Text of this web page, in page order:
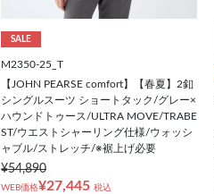
SALE
M2350-25_T
【JOHN PEARSE comfort】【春夏】2釦
シングルスーツ ショートタック/グレー×
ハウンドトゥース/ULTRA MOVE/TRABE
ST/ウエストシャーリング仕様/ウォッシ
ャブル/ストレッチ/※裾上げ必要
¥54,890
WEB価格¥27,445 税込